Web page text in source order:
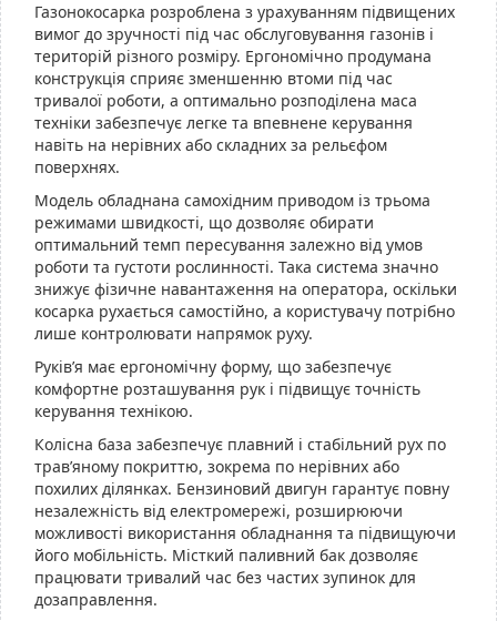
Газонокосарка розроблена з урахуванням підвищених
вимог до зручності під час обслуговування газонів і
територій різного розміру. Ергономічно продумана
конструкція сприяє зменшенню втоми під час
тривалої роботи, а оптимально розподілена маса
техніки забезпечує легке та впевнене керування
навіть на нерівних або складних за рельєфом
поверхнях.
Модель обладнана самохідним приводом із трьома
режимами швидкості, що дозволяє обирати
оптимальний темп пересування залежно від умов
роботи та густоти рослинності. Така система значно
знижує фізичне навантаження на оператора, оскільки
косарка рухається самостійно, а користувачу потрібно
лише контролювати напрямок руху.
Руків’я має ергономічну форму, що забезпечує
комфортне розташування рук і підвищує точність
керування технікою.
Колісна база забезпечує плавний і стабільний рух по
трав’яному покриттю, зокрема по нерівних або
похилих ділянках. Бензиновий двигун гарантує повну
незалежність від електромережі, розширюючи
можливості використання обладнання та підвищуючи
його мобільність. Місткий паливний бак дозволяє
працювати тривалий час без частих зупинок для
дозаправлення.